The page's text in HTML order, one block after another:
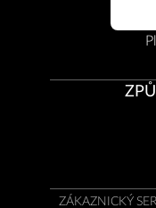
ZÁKAZNICKÝ